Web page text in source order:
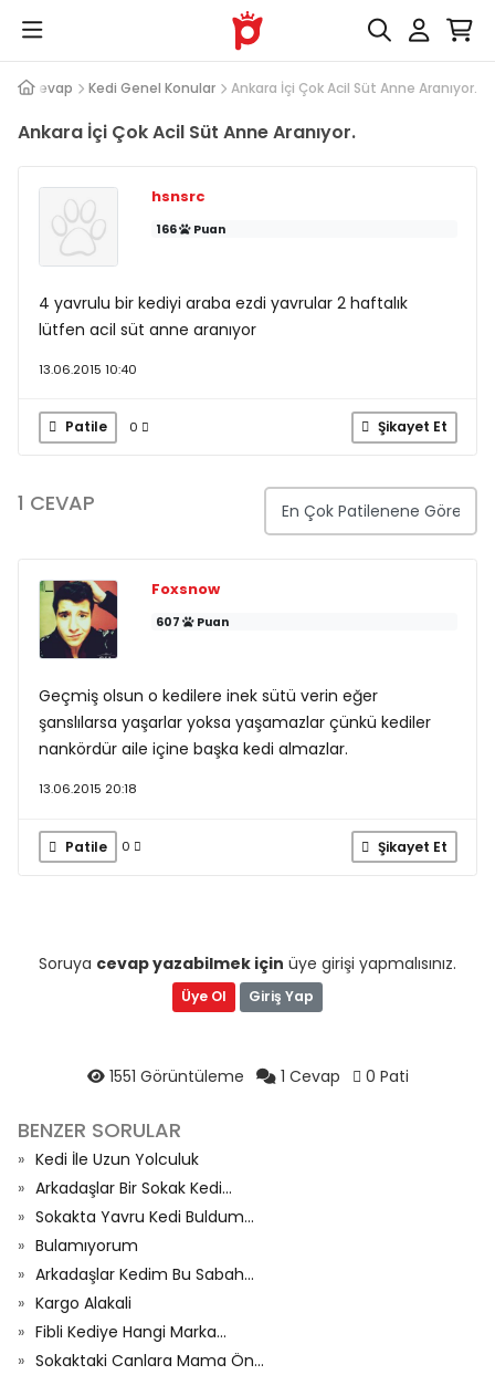
Cevap Kedi Genel Konular Ankara İçi Çok Acil Süt Anne Aranıyor.
Ankara İçi Çok Acil Süt Anne Aranıyor.
hsnsrc
166 Puan
4 yavrulu bir kediyi araba ezdi yavrular 2 haftalık
lütfen acil süt anne aranıyor
13.06.2015 10:40
Patile 0 Şikayet Et
1 CEVAP
Foxsnow
607 Puan
Geçmiş olsun o kedilere inek sütü verin eğer
şanslılarsa yaşarlar yoksa yaşamazlar çünkü kediler
nankördür aile içine başka kedi almazlar.
13.06.2015 20:18
Patile 0 Şikayet Et
Soruya cevap yazabilmek için üye girişi yapmalısınız.
Üye Ol Giriş Yap
1551 Görüntüleme 1 Cevap 0 Pati
BENZER SORULAR
Kedi İle Uzun Yolculuk
Arkadaşlar Bir Sokak Kedi...
Sokakta Yavru Kedi Buldum...
Bulamıyorum
Arkadaşlar Kedim Bu Sabah...
Kargo Alakali
Fibli Kediye Hangi Marka...
Sokaktaki Canlara Mama Ön...